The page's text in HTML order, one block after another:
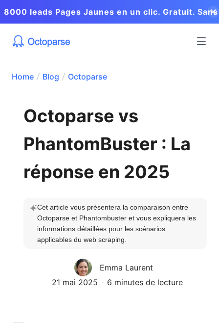
8000 leads Pages Jaunes en un clic. Gratuit. Sans
Home Blog Octoparse
Octoparse vs
PhantomBuster : La
réponse en 2025
Cet article vous présentera la comparaison entre
Octoparse et Phantombuster et vous expliquera les
informations détaillées pour les scénarios
applicables du web scraping.
Emma Laurent
21 mai 2025
6 minutes de lecture